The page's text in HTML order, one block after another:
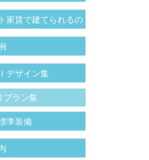
家賃で建てられるの？
デザイン集
プラン集
準装備